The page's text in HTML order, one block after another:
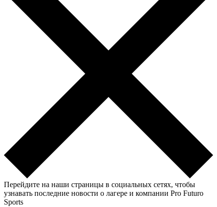
Перейдите на наши страницы в социальных сетях, чтобы
узнавать последние новости о лагере и компании Pro Futuro
Sports